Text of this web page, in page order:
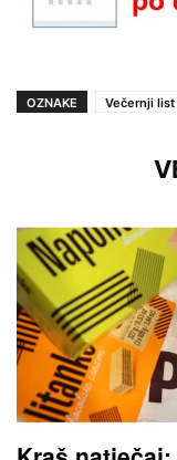
OZNAKE Večernji list